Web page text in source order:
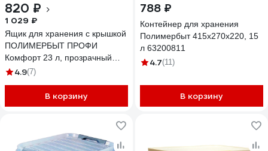
820 ₽
1 029 ₽
Ящик для хранения с крышкой
ПОЛИМЕРБЫТ ПРОФИ
Комфорт 23 л, прозрачный
63200794 437940000
4.9(7)
В корзину
788 ₽
Контейнер для хранения
Полимербыт 415х270х220, 15
л 63200811
4.7(11)
В корзину